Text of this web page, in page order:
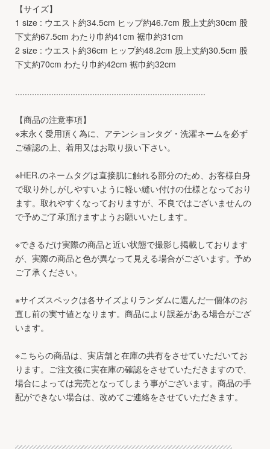
【サイズ】
1 size : ウエスト約34.5cm ヒップ約46.7cm 股上丈約30cm 股
下丈約67.5cm わたり巾約41cm 裾巾約31cm
2 size : ウエスト約36cm ヒップ約48.2cm 股上丈約30.5cm 股
下丈約70cm わたり巾約42cm 裾巾約32cm
...............................................................................
【商品の注意事項】
※末永く愛用頂く為に、アテンションタグ・洗濯ネームを必ず
ご確認の上、着用又はお取り扱い下さい。
※HER.のネームタグは直接肌に触れる部分のため、お客様自身
で取り外しがしやすいように軽い縫い付けの仕様となっており
ます。取れやすくなっておりますが、不良ではございませんの
で予めご了承頂けますようお願いいたします。
※できるだけ実際の商品と近い状態で撮影し掲載しております
が、実際の商品と色が異なって見える場合がございます。予め
ご了承ください。
※サイズスペックは各サイズよりランダムに選んだ一個体のお
直し前の実寸値となります。商品により誤差がある場合がござ
います。
※こちらの商品は、実店舗と在庫の共有をさせていただいてお
ります。ご注文後に実在庫の確認をさせていただきますので、
場合によっては完売となってしまう事がございます。商品の手
配ができない場合は、改めてご連絡をさせていただきます。